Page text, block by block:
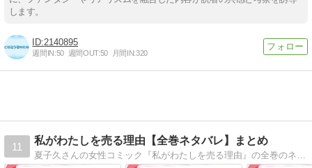
します。
2140895
週間IN:50 週間OUT:50 月間IN:320
11
私がわたしを売る理由【全巻ネタバレ】まとめ